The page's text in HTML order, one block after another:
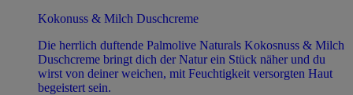
Kokonuss & Milch Duschcreme
Die herrlich duftende Palmolive Naturals Kokosnuss & Milch
Duschcreme bringt dich der Natur ein Stück näher und du
wirst von deiner weichen, mit Feuchtigkeit versorgten Haut
begeistert sein.